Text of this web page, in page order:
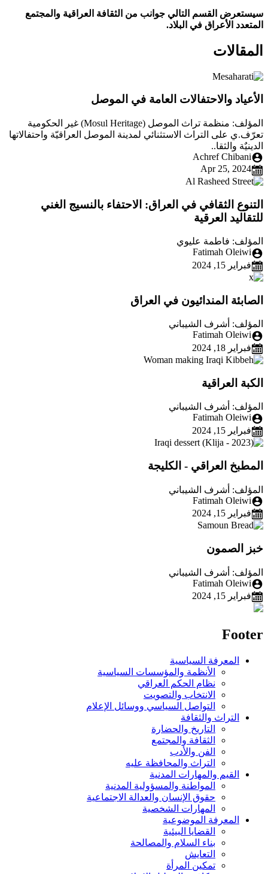
سيستعرض القسم التالي جوانب من الثقافة العراقية والمجتمع
المتعدد الأعراق في البلاد.
المقالات
الأعياد والاحتفالات العامة في الموصل
المؤلف: منظمة تراث الموصل (Mosul Heritage) غير الحكومية
تعرّف.ي على التراث الاستثنائي لمدينة الموصل العراقيّة واحتفالاتها
الدينيٌة والثقا..
Achref Chibani
Apr 25, 2024
التنوع الثقافي في العراق: الاحتفاء بالنسيج الغني
للتقاليد العرقية
المؤلف: فاطمة عليوي
Fatimah Oleiwi
فبراير 15, 2024
الصابئة المندائيون في العراق
المؤلف: أشرف الشيباني
Fatimah Oleiwi
فبراير 18, 2024
الكبة العراقية
المؤلف: أشرف الشيباني
Fatimah Oleiwi
فبراير 15, 2024
المطبخ العراقي - الكليجة
المؤلف: أشرف الشيباني
Fatimah Oleiwi
فبراير 15, 2024
خبز الصمون
المؤلف: أشرف الشيباني
Fatimah Oleiwi
فبراير 15, 2024
Footer
المعرفة السياسية
الأنظمة والمؤسسات السياسية
نظام الحكم العراقي
الانتخاب والتصويت
التواصل السياسي ووسائل الإعلام
التراث والثقافة
التاريخ والحضارة
الثقافة والمجتمع
الفن والأدب
التراث والمحافظة عليه
القيم والمهارات المدنية
المواطنة والمسؤولية المدنية
حقوق الإنسان والعدالة الاجتماعية
المهارات الشخصية
المعرفة الموضوعية
القضايا البيئية
بناء السلام والمصالحة
التعايش
تمكين المرأة